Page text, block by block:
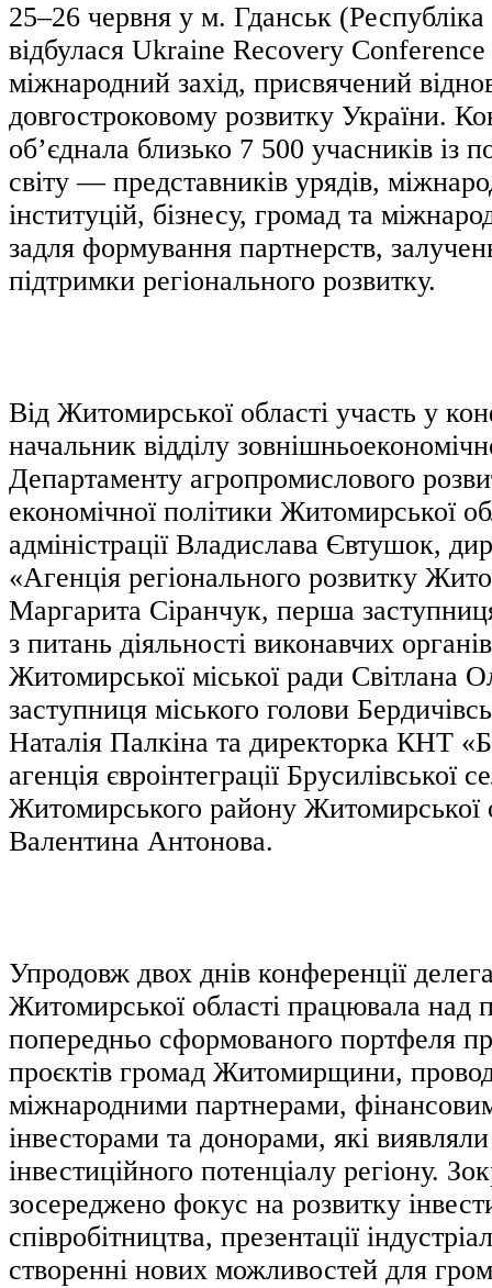
25–26 червня у м. Гданськ
відбулася Ukraine Recovery
міжнародний захід, присвячений
довгостроковому розвитку України.
об’єднала близько 7 500 учасників із
світу — представників урядів,
інституцій, бізнесу, громад та
задля формування партнерств,
підтримки регіонального розвитку.
Від Житомирської області участь у
начальник відділу
Департаменту агропромислового
економічної політики Житомирської
адміністрації Владислава Євтушок,
«Агенція регіонального розвитку
Маргарита Сіранчук, перша
з питань діяльності виконавчих
Житомирської міської ради Світлана
заступниця міського голови
Наталія Палкіна та директорка КНТ
агенція євроінтеграції Брусилівської
Житомирського району Житомирської
Валентина Антонова.
Упродовж двох днів конференції
Житомирської області працювала над
попередньо сформованого портфеля
проєктів громад Житомирщини,
міжнародними партнерами,
інвесторами та донорами, які виявляли
інвестиційного потенціалу регіону.
зосереджено фокус на розвитку
співробітництва, презентації
створенні нових можливостей для